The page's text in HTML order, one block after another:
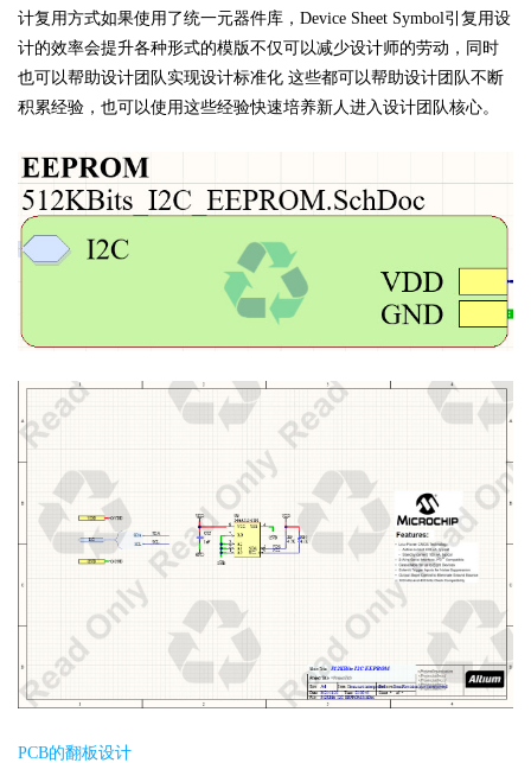
计复用方式如果使用了统一元器件库，Device Sheet Symbol引复用设
计的效率会提升各种形式的模版不仅可以减少设计师的劳动，同时
也可以帮助设计团队实现设计标准化 这些都可以帮助设计团队不断
积累经验，也可以使用这些经验快速培养新人进入设计团队核心。
PCB的翻板设计